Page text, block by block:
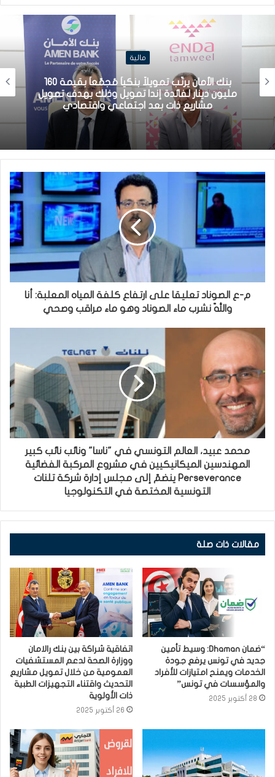
مالية
بنك الأمان يرتّب تمويلاً بنكياً مُجمّعاً بقيمة 160
مليون دينار لفائدة إندا تمويل وذلك بهدف تمويل
مشاريع ذات بعد اجتماعي واقتصادي
م-ع الصوناد تعليقا على ارتفاع كلفة المياه المعلبة: أنا
واللّه نشرب ماء الصوناد وهو ماء مراقب وصحي
محمد عبيد، العالم التونسي في "ناسا" ونائب نائب كبير
المهندسين الميكانيكيين في مشروع المركبة الفضائية
Perseverance ينضمّ إلى مجلس إدارة شركة تلنات
التونسية المختصة في التكنولوجيا
مقالات ذات صلة
“ضمان Dhaman: وسيط تأمين
جديد في تونس يرفع جودة
الخدمات ويمنح امتيازات للأفراد
والمؤسسات في تونس”
28 أكتوبر 2025
اتفاقية شراكة بين بنك رالامان
ووزارة الصحة لدعم المستشفيات
العمومية من خلال تمويل مشاريع
التحديث واقتناء التجهيزات الطبية
ذات الأولوية
26 أكتوبر 2025